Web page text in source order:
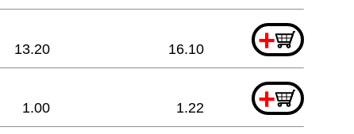
+
13.20 16.10
+
1.00 1.22